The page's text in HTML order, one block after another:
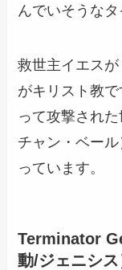
んでいそうなタ
救世主イエス
がキリスト教
って攻撃され
チャン・ベー
っています。
Terminator
動/ジェニシス